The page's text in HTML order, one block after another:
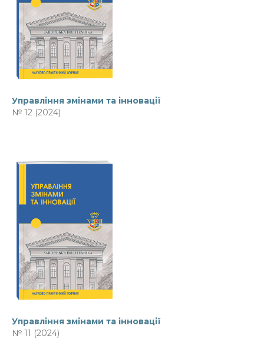
Управління змінами та інновації
№ 12 (2024)
Управління змінами та інновації
№ 11 (2024)